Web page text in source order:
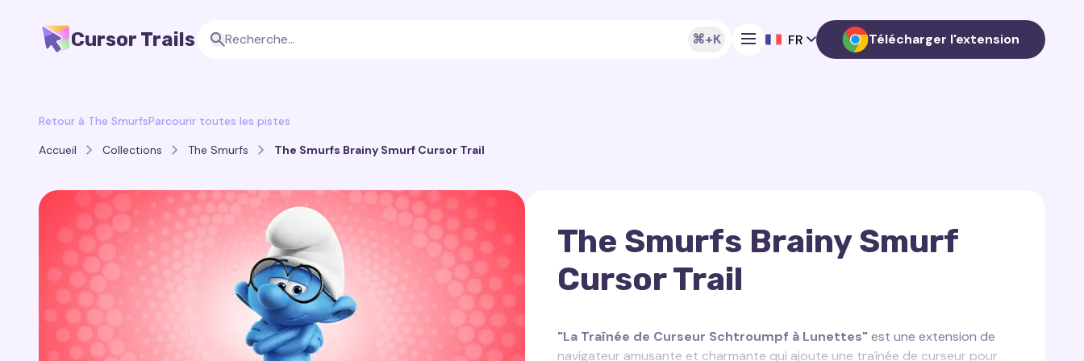
Cursor Trails ⌘+K FR Télécharger l'extension
Retour à The SmurfsParcourir toutes les pistes
Accueil
Collections The Smurfs The Smurfs Brainy Smurf Cursor Trail
The Smurfs Brainy Smurf
Cursor Trail
"La Traînée de Curseur Schtroumpf à Lunettes"est une extension de
navigateur amusante et charmante qui ajoute une traînée de curseur pour